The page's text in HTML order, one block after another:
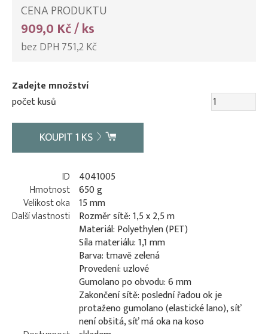
CENA PRODUKTU
909,0 Kč / ks
bez DPH 751,2 Kč
Zadejte množství
počet kusů
KOUPIT1 KS
ID
4041005
Hmotnost 650 g
Velikost oka 15 mm
Další vlastnosti
Rozměr sítě: 1,5 x 2,5 m
Materiál: Polyethylen (PET)
Síla materiálu: 1,1 mm
Barva: tmavě zelená
Provedení: uzlové
Gumolano po obvodu: 6 mm
Zakončení sítě: poslední řadou ok je
protaženo gumolano (elastické lano), síť
není obšitá, síť má oka na koso